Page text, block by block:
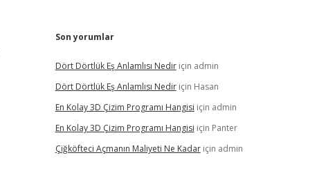
Son yorumlar
Dört Dörtlük Eş Anlamlısı Nediriçin admin
Dört Dörtlük Eş Anlamlısı Nediriçin Hasan
En Kolay 3D Çizim Programı Hangisi için admin
En Kolay 3D Çizim Programı Hangisi için Panter
Çiğköfteci Açmanın Maliyeti Ne Kadariçin admin